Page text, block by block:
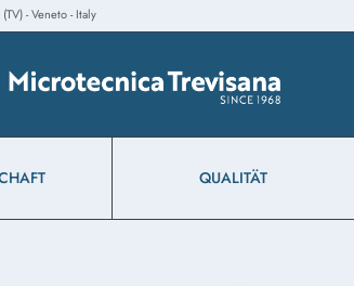
- Veneto - Italy
QUALITÄT